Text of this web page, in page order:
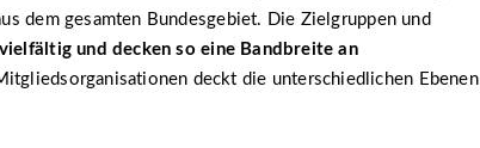
dem gesamten Bundesgebiet. Die Zielgruppen und
und decken so eine Bandbreite an
deckt die unterschiedlichen Ebenen